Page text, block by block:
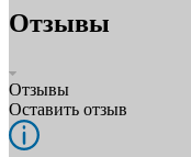
Отзывы
Отзывы
Оставить отзыв